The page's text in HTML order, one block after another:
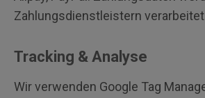
Zahlungsdienstleistern
Tracking & Analyse
Wir verwenden Google Tag